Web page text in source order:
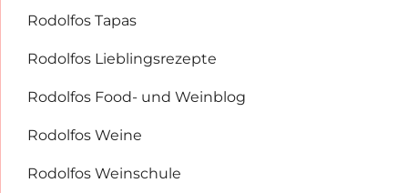
Rodolfos Tapas
Rodolfos Lieblingsrezepte
Rodolfos Food- und Weinblog
Rodolfos Weine
Rodolfos Weinschule